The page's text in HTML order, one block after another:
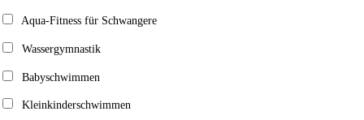
Aqua-Fitness für Schwangere
Wassergymnastik
Babyschwimmen
Kleinkinderschwimmen